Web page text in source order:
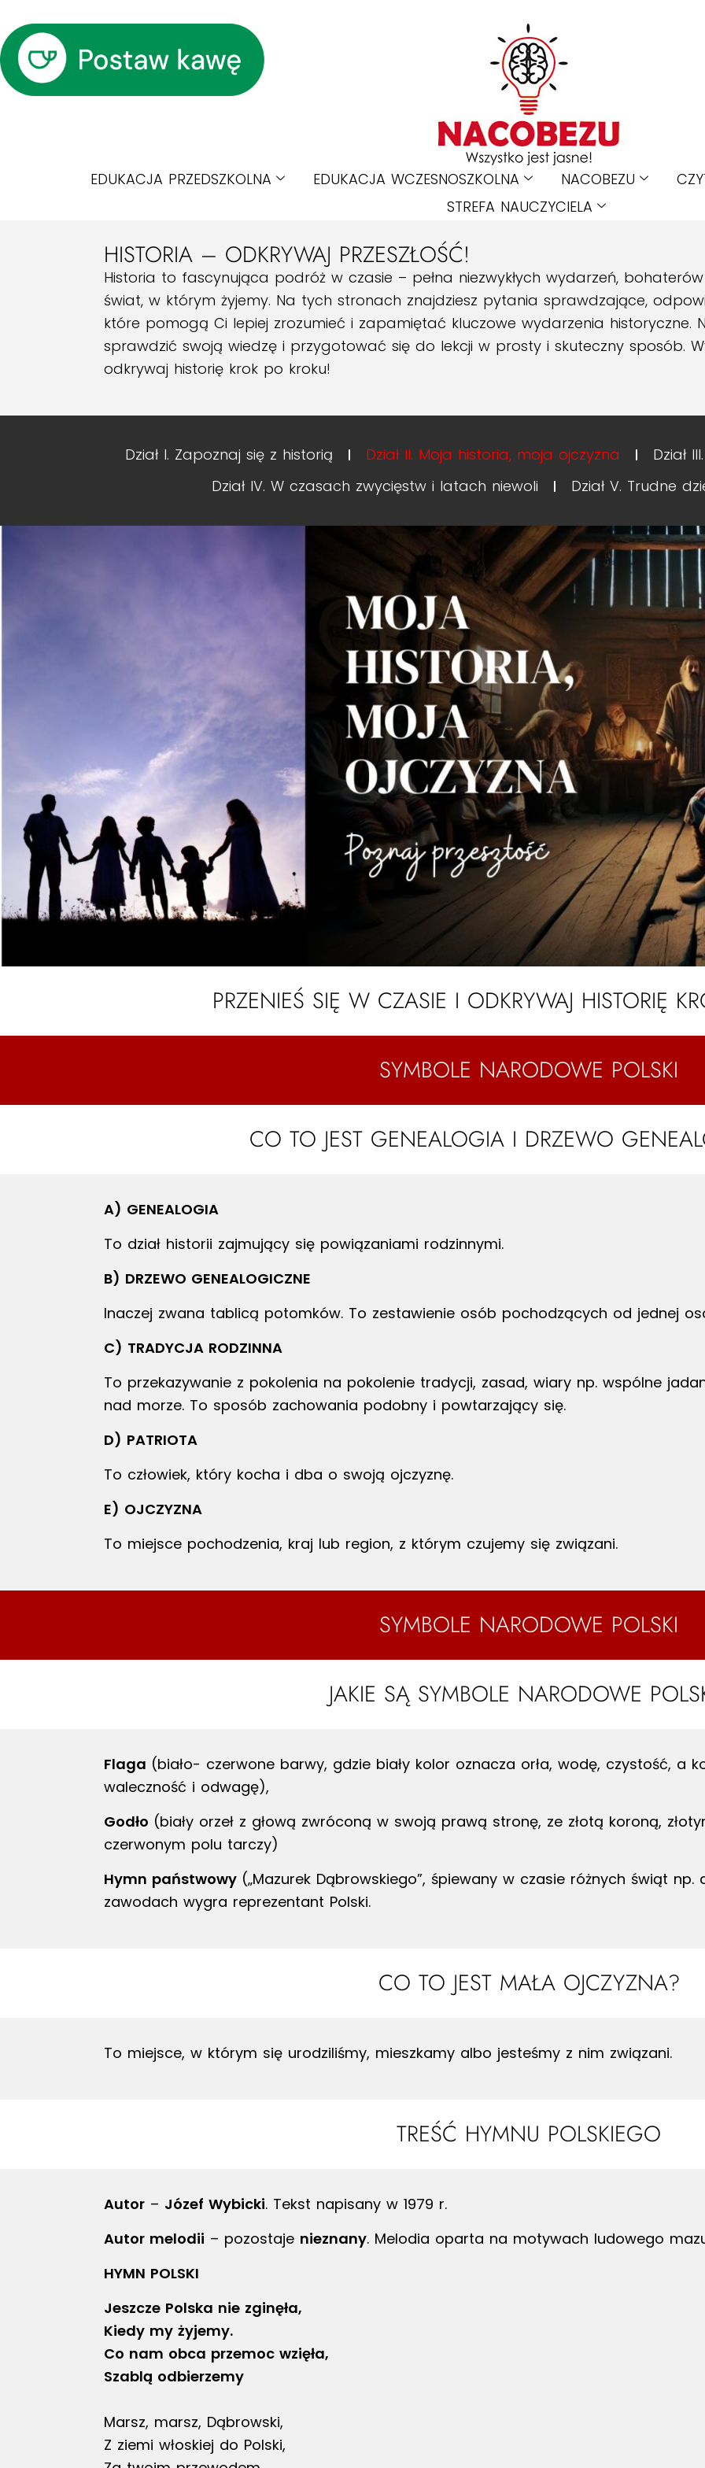
EDUKACJA PRZEDSZKOLNA EDUKACJA WCZESNOSZKOLNA NACOBEZU
STREFA NAUCZYCIELA
HISTORIA – ODKRYWAJ PRZESZŁOŚĆ!
Historia to fascynująca podróż w czasie – pełna niezwykłych wydarzeń,
świat, w którym żyjemy. Na tych stronach znajdziesz pytania sprawdzające,
które pomogą Ci lepiej zrozumieć i zapamiętać kluczowe wydarzenia historyczne.
sprawdzić swoją wiedzę i przygotować się do lekcji w prosty i skuteczny sposób.
odkrywaj historię krok po kroku!
Dział I. Zapoznaj się z historią Dział II. Moja historia, moja ojczyzna
Dział
Dział IV. W czasach zwycięstw i latach niewoli
Dział V. Trudne
PRZENIEŚ SIĘ W CZASIE I ODKRYWAJ HISTORIĘ
SYMBOLE NARODOWE POLSKI
CO TO JEST GENEALOGIA I DRZEWO
A) GENEALOGIA
To dział historii zajmujący się powiązaniami rodzinnymi.
B) DRZEWO GENEALOGICZNE
Inaczej zwana tablicą potomków. To zestawienie osób pochodzących od jednej
C) TRADYCJA RODZINNA
To przekazywanie z pokolenia na pokolenie tradycji, zasad, wiary np. wspólne
nad morze. To sposób zachowania podobny i powtarzający się.
D) PATRIOTA
To człowiek, który kocha i dba o swoją ojczyznę.
E) OJCZYZNA
To miejsce pochodzenia, kraj lub region, z którym czujemy się związani.
SYMBOLE NARODOWE POLSKI
JAKIE SĄ SYMBOLE NARODOWE
Flaga (biało- czerwone barwy, gdzie biały kolor oznacza orła, wodę, czystość, a
waleczność i odwagę),
Godło (biały orzeł z głową zwróconą w swoją prawą stronę, ze złotą koroną,
czerwonym polu tarczy)
Hymn państwowy („Mazurek Dąbrowskiego”, śpiewany w czasie różnych świąt
zawodach wygra reprezentant Polski.
CO TO JEST MAŁA OJCZYZNA?
To miejsce, w którym się urodziliśmy, mieszkamy albo jesteśmy z nim związani.
TREŚĆ HYMNU POLSKIEGO
Autor – Józef Wybicki. Tekst napisany w 1979 r.
Autor melodii – pozostaje nieznany. Melodia oparta na motywach ludowego
HYMN POLSKI
Jeszcze Polska nie zginęła,
Kiedy my żyjemy.
Co nam obca przemoc wzięła,
Szablą odbierzemy
Marsz, marsz, Dąbrowski,
Z ziemi włoskiej do Polski,